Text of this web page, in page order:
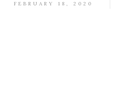
FEBRUARY 18, 2020